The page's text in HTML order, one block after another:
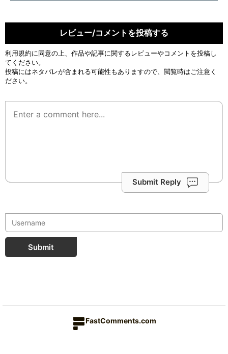
レビュー/コメントを投稿する
利用規約に同意の上、作品や記事に関するレビューやコメントを投稿し
てください。
投稿にはネタバレが含まれる可能性もありますので、閲覧時はご注意く
ださい。
Submit Reply
Submit
FastComments.com